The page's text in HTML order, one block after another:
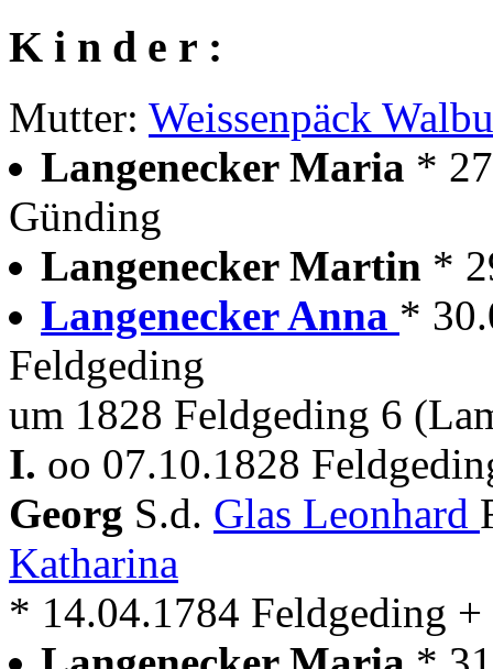
K i n d e r :
Mutter: Weissenpäck
Langenecker Maria *
Günding
Langenecker Martin *
Langenecker Anna *
Feldgeding
um 1828 Feldgeding 6
I. oo 07.10.1828
Georg S.d. Glas Leonhard
Katharina
* 14.04.1784 Feldgeding